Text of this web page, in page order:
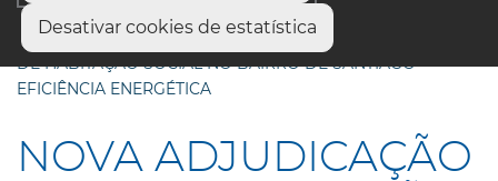
Desativar cookies de estatística
Início
NOVA ADJUDICAÇÃO PARA REABILITAÇÃO DE EDIFÍCIOS
DE HABITAÇÃO SOCIAL NO BAIRRO DE SANTIAGO –
EFICIÊNCIA ENERGÉTICA
NOVA ADJUDICAÇÃO